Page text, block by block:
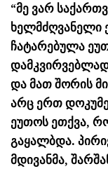
“მე ვარ
ხელმძღვანელი
ჩატარებულა
და მათ შორის
არც ერთ
ეუთოს ეთქვა,
გაყალბდა.
მდივანმა,